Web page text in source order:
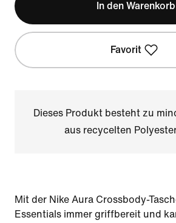
In den Warenkorb
Favorit
Dieses Produkt besteht zu
aus recycelten
Mit der Nike Aura Crossbody-
Essentials immer griffbereit und